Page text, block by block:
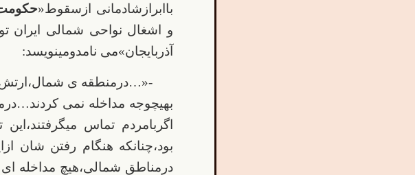
باابرازشادمانی ازسقوط«
و اشغال نواحی شمالی ایران
آذربایجان»می نامدومینویسد:
-«…درمنطقه ی
بهیچوجه مداخله نمی
اگربامردم تماس
بود،چنانکه هنگام رفتن شان
درمناطق شمالی،هیچ مداخله ای